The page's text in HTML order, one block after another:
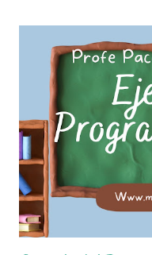
pequeños, entiendan,
responsabilidades que
continuación les
de salón de clases: 1.
Cuidado mi higiene
hablar. 4. Pido
basura en su lugar. 6.